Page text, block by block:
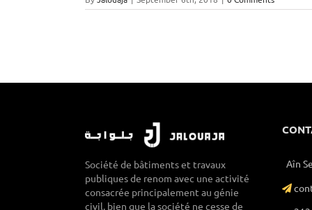
Société de bâtiments et travaux
publiques de renom avec une activité
consacrée principalement au génie
civil, bien que la société ne cesse de
Aîn